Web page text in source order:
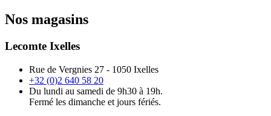
Nos magasins
Lecomte Ixelles
Rue de Vergnies 27 - 1050 Ixelles
+32 (0)2 640 58 20
Du lundi au samedi de 9h30 à 19h.
Fermé les dimanche et jours fériés.